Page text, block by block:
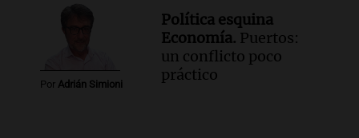
Por Adrián Simioni
Política esquina
Economía. Puertos:
un conflicto poco
práctico